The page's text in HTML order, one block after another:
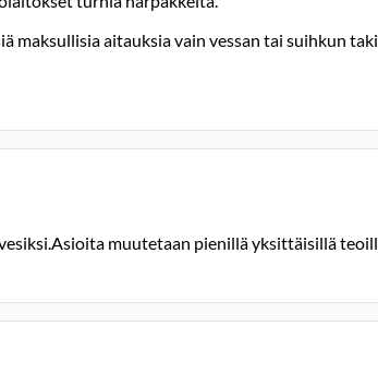
aitauksia vain vessan tai suihkun
muutetaan pienillä yksittäisillä